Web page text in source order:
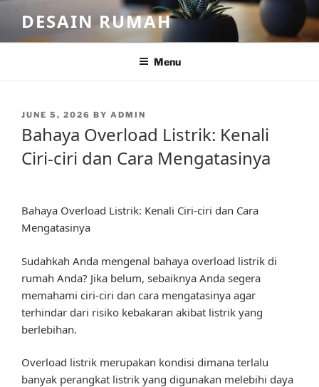
content
DESAIN RUMAH
Menu
POSTED
JUNE 5, 2026 BY ADMIN
Bahaya Overload Listrik: Kenali
Ciri-ciri dan Cara Mengatasinya
Bahaya Overload Listrik: Kenali Ciri-ciri dan Cara
Mengatasinya
Sudahkah Anda mengenal bahaya overload listrik di
rumah Anda? Jika belum, sebaiknya Anda segera
memahami ciri-ciri dan cara mengatasinya agar
terhindar dari risiko kebakaran akibat listrik yang
berlebihan.
Overload listrik merupakan kondisi dimana terlalu
banyak perangkat listrik yang digunakan melebihi daya